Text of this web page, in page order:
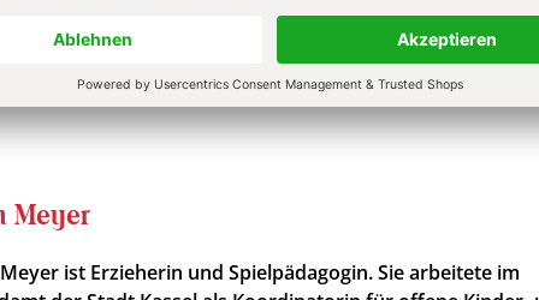
Sie haben ein Abonnement?Anmelden
Meyer
ist Erzieherin und Spielpädagogin. Sie arbeitete im